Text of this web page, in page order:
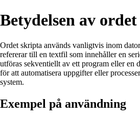
Betydelsen av
Ordet skripta används vanligtvis inom
refererar till en textfil som innehåller en
utföras sekventiellt av ett program eller en
för att automatisera uppgifter eller
system.
Exempel på användning